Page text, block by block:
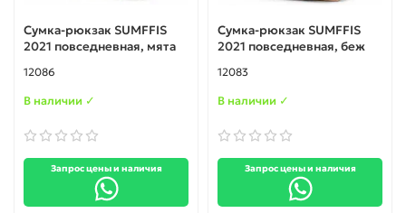
Сумка-рюкзак SUMFFIS
2021 повседневная, мята
12086
В наличии ✓
Запрос цены и наличия
Сумка-рюкзак SUMFFIS
2021 повседневная, беж
12083
В наличии ✓
Запрос цены и наличия